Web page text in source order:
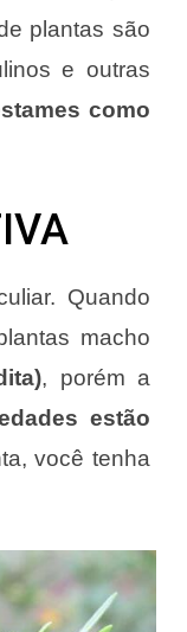
plantas são
e outras
como
Quando
macho
, porém a
estão
você tenha